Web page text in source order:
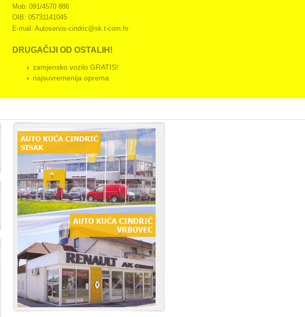
Mob: 091/4570 886
OIB: 05731141045
E-mail: Autoservis-cindric@sk.t-com.hr
DRUGAČIJI OD OSTALIH!
zamjensko vozilo GRATIS!
najsuvremenija oprema